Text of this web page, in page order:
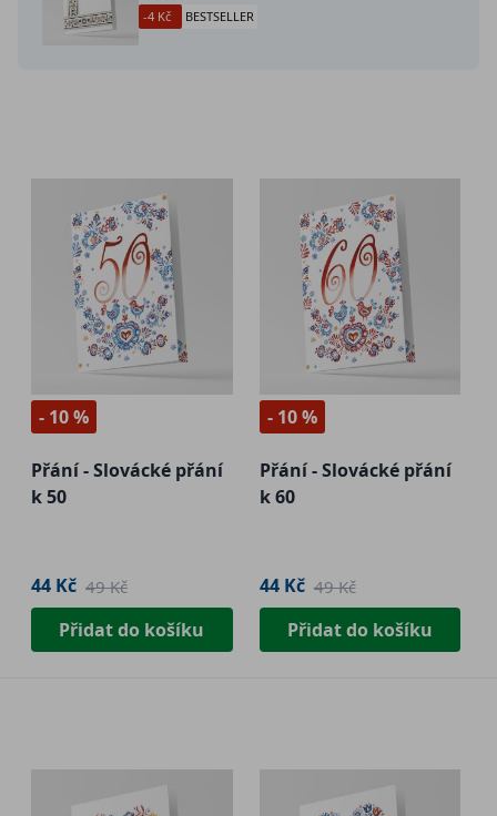
-4 Kč BESTSELLER
- 10 %
Přání - Slovácké přání
k 50
44 Kč 49 Kč
Přidat do košíku
- 10 %
Přání - Slovácké přání
k 60
44 Kč 49 Kč
Přidat do košíku